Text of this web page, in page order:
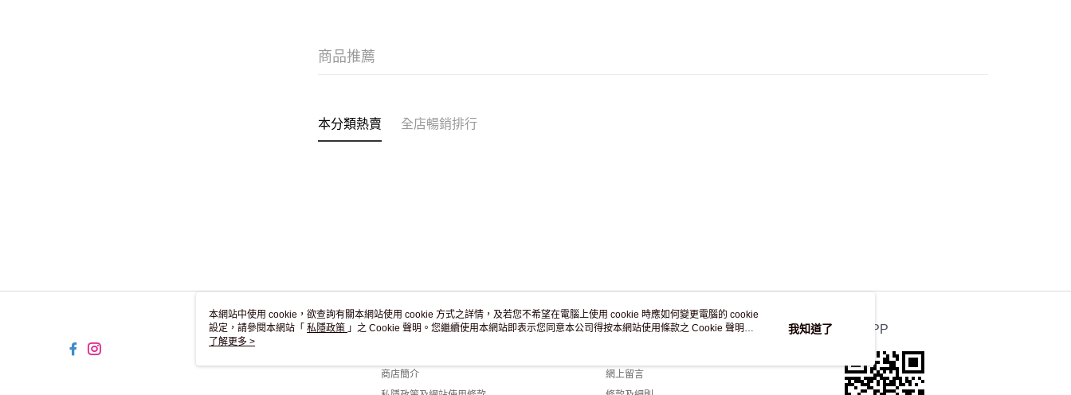
商品推薦
本分類熱賣 全店暢銷排行
關於我們
商店簡介
客戶服務
網上留言
官方APP
本網站中使用 cookie，欲查詢有關本網站使用 cookie 方式之詳情，及若您不希望在電腦上使用 cookie 時應如何變更電腦的 cookie
設定，請參閱本網站「 私隱政策 」之 Cookie 聲明。您繼續使用本網站即表示您同意本公司得按本網站使用條款之 Cookie 聲明使
用 cookie。
了解更多 >
我知道了